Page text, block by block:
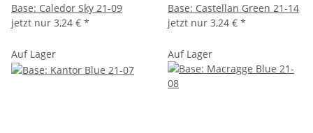
Base: Caledor Sky 21-09
jetzt nur 3,24 € *
Base: Castellan Green 21-14
jetzt nur 3,24 € *
Auf Lager Auf Lager